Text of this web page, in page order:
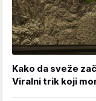
Kako da sveže
Viralni trik koji